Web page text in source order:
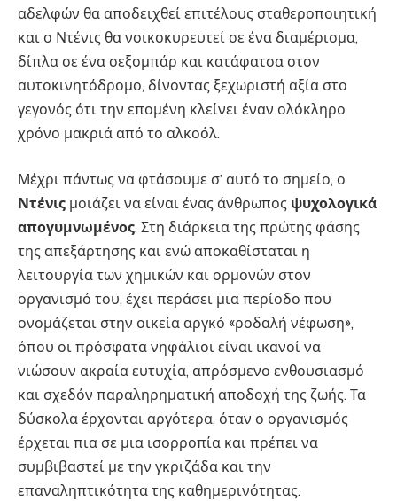
αδελφών θα αποδειχθεί επιτέλους σταθεροποιητική
και ο Ντένις θα νοικοκυρευτεί σε ένα διαμέρισμα,
δίπλα σε ένα σεξομπάρ και κατάφατσα στον
αυτοκινητόδρομο, δίνοντας ξεχωριστή αξία στο
γεγονός ότι την επομένη κλείνει έναν ολόκληρο
χρόνο μακριά από το αλκοόλ.
Μέχρι πάντως να φτάσουμε σ’ αυτό το σημείο, ο
Ντένις μοιάζει να είναι ένας άνθρωπος ψυχολογικά
απογυμνωμένος. Στη διάρκεια της πρώτης φάσης
της απεξάρτησης και ενώ αποκαθίσταται η
λειτουργία των χημικών και ορμονών στον
οργανισμό του, έχει περάσει μια περίοδο που
ονομάζεται στην οικεία αργκό «ροδαλή νέφωση»,
όπου οι πρόσφατα νηφάλιοι είναι ικανοί να
νιώσουν ακραία ευτυχία, απρόσμενο ενθουσιασμό
και σχεδόν παραληρηματική αποδοχή της ζωής. Τα
δύσκολα έρχονται αργότερα, όταν ο οργανισμός
έρχεται πια σε μια ισορροπία και πρέπει να
συμβιβαστεί με την γκριζάδα και την
επαναληπτικότητα της καθημερινότητας.